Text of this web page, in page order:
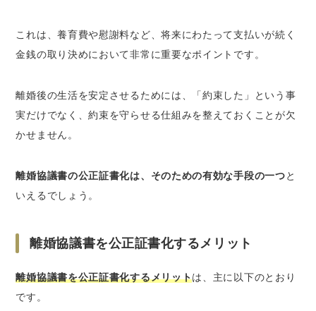
これは、養育費や慰謝料など、将来にわたって支払いが続く
金銭の取り決めにおいて非常に重要なポイントです。
離婚後の生活を安定させるためには、「約束した」という事
実だけでなく、約束を守らせる仕組みを整えておくことが欠
かせません。
離婚協議書の公正証書化は、そのための有効な手段の一つと
いえるでしょう。
離婚協議書を公正証書化するメリット
離婚協議書を公正証書化するメリットは、主に以下のとおり
です。